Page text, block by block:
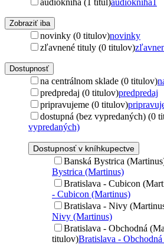
audiokniha (1 titul)audiokniha
Zobraziť iba
novinky (0 titulov)novinky
zľavnené tituly (0 titulov)
Dostupnosť
na centrálnom sklade (0 titulov)
predpredaj (0 titulov)predpredaj
pripravujeme (0 titulov)
dostupná (bez vypredaných) (0
vypredaných)
Dostupnosť v kníhkupectve
Banská Bystrica
Bystrica (Martinus)
Bratislava - Cubicon
- Cubicon (Martinus)
Bratislava - Nivy
Nivy (Martinus)
Bratislava - Obchodná
titulov)Bratislava -